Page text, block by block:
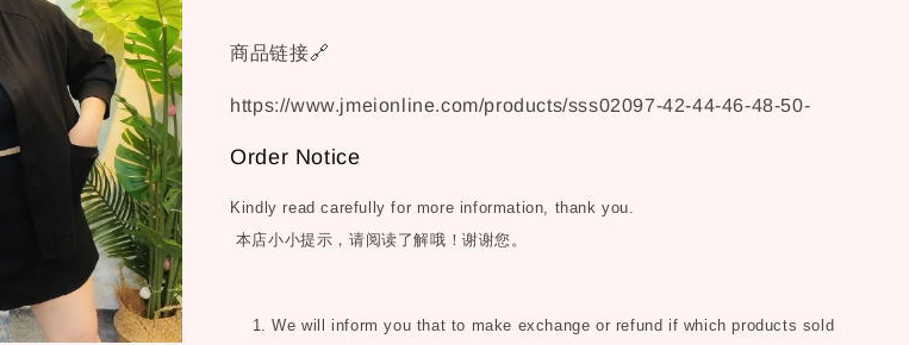
商品链接🔗
https://www.jmeionline.com/products/sss02097-42-44-46-48-50-
Order Notice
Kindly read carefully for more information, thank you.
本店小小提示，请阅读了解哦！谢谢您。
1. We will inform you that to make exchange or refund if which products sold